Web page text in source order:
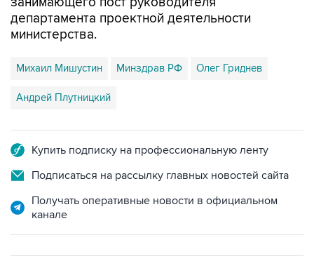
департамента проектной деятельности
министерства.
Михаил Мишустин Минздрав РФ Олег Гриднев
Андрей Плутницкий
Купить подписку на профессиональную ленту
Подписаться на рассылку главных новостей сайта
Получать оперативные новости в официальном
канале